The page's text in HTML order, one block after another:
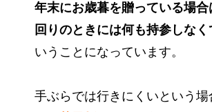
年末にお歳暮を贈っている場
回りのときには何も持参しな
いうことになっています。
手ぶらでは行きにくいという場